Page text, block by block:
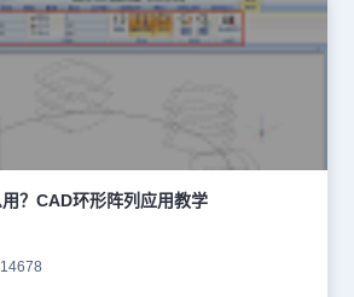
;（1）在菜单栏中点击【修改】—【阵列】—
功能区中点击切换至【常用】选型卡后，在
根据提示指定阵列的中心点。3、最后根据实
、填充角度、行等参数后，点击回车键即可完
。新版环形阵列不仅可以设置圆周方向的数
行数和层数，生成三维阵列。如下图所示：以
创建CAD环形阵列的详细操作步骤了，希望
在后续的CAD教程文章中给大家分享更多精彩
？CAD环形阵列应用教学
14678